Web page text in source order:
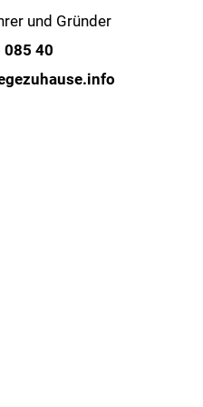
und Gründer
085 40